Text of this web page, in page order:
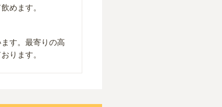
めます。
す。最寄りの高
ります。